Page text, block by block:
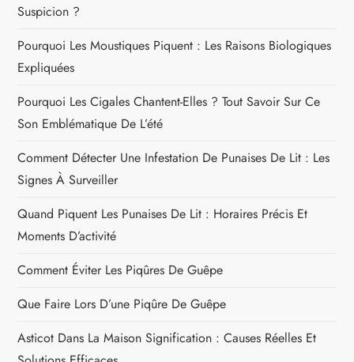
Suspicion ?
Pourquoi Les Moustiques Piquent : Les Raisons Biologiques
Expliquées
Pourquoi Les Cigales Chantent-Elles ? Tout Savoir Sur Ce
Son Emblématique De L’été
Comment Détecter Une Infestation De Punaises De Lit : Les
Signes À Surveiller
Quand Piquent Les Punaises De Lit : Horaires Précis Et
Moments D’activité
Comment Éviter Les Piqûres De Guêpe
Que Faire Lors D’une Piqûre De Guêpe
Asticot Dans La Maison Signification : Causes Réelles Et